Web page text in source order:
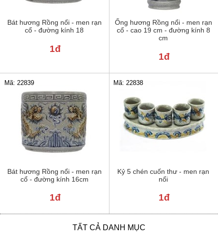
Bát hương Rồng nổi - men rạn
cổ - đường kính 18
1đ
Ống hương Rồng nổi - men rạn
cổ - cao 19 cm - đường kính 8
cm
1đ
Bát hương Rồng nổi - men rạn
cổ - đường kính 16cm
Mã: 22839
1đ
Kỷ 5 chén cuốn thư - men rạn
nổi
Mã: 22838
1đ
TẤT CẢ DANH MỤC